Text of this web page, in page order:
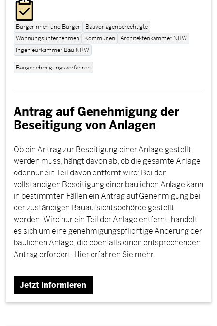
Bürgerinnen und Bürger
Bauvorlagenberechtigte
Wohnungsunternehmen
Kommunen
Architektenkammer NRW
Ingenieurkammer Bau NRW
Baugenehmigungsverfahren
Antrag auf Genehmigung der
Beseitigung von Anlagen
Ob ein Antrag zur Beseitigung einer Anlage gestellt
werden muss, hängt davon ab, ob die gesamte Anlage
oder nur ein Teil davon entfernt wird: Bei der
vollständigen Beseitigung einer baulichen Anlage kann
in bestimmten Fällen ein Antrag auf Genehmigung bei
der zuständigen Bauaufsichtsbehörde gestellt
werden. Wird nur ein Teil der Anlage entfernt, handelt
es sich um eine genehmigungspflichtige Änderung der
baulichen Anlage, die ebenfalls einen entsprechenden
Antrag erfordert. Hier erfahren Sie mehr.
Jetzt informieren